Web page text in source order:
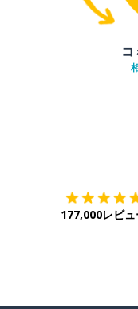
177,000レビュ